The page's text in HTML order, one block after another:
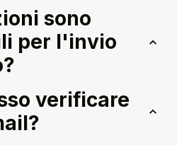
sono
per l'invio
verificare